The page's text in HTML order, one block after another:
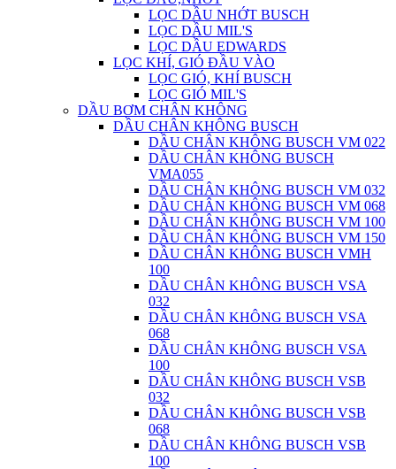
LỌC DẦU NHỚT BUSCH
LỌC DẦU MIL'S
LỌC DẦU EDWARDS
LỌC KHÍ, GIÓ ĐẦU VÀO
LỌC GIÓ, KHÍ BUSCH
LỌC GIÓ MIL'S
DẦU BƠM CHÂN KHÔNG
DẦU CHÂN KHÔNG BUSCH
DẦU CHÂN KHÔNG BUSCH VM 022
DẦU CHÂN KHÔNG BUSCH
VMA055
DẦU CHÂN KHÔNG BUSCH VM 032
DẦU CHÂN KHÔNG BUSCH VM 068
DẦU CHÂN KHÔNG BUSCH VM 100
DẦU CHÂN KHÔNG BUSCH VM 150
DẦU CHÂN KHÔNG BUSCH VMH
100
DẦU CHÂN KHÔNG BUSCH VSA
032
DẦU CHÂN KHÔNG BUSCH VSA
068
DẦU CHÂN KHÔNG BUSCH VSA
100
DẦU CHÂN KHÔNG BUSCH VSB
032
DẦU CHÂN KHÔNG BUSCH VSB
068
DẦU CHÂN KHÔNG BUSCH VSB
100